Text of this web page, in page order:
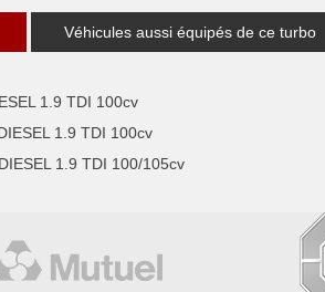
Véhicules aussi équipés de ce turbo
1.9 TDI 100cv
1.9 TDI 100cv
1.9 TDI 100/105cv